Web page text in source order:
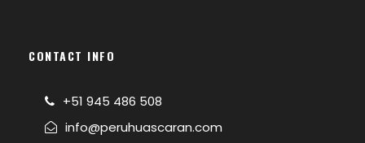
CONTACT INFO
+51 945 486 508
info@peruhuascaran.com